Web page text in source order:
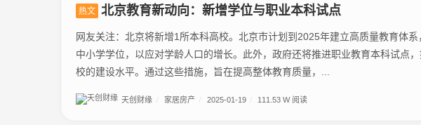
热文 北京教育新动向：新增学位与职业本科试点
网友关注：北京将新增1所本科高校。北京市计划到2025年建立高质量教育体
中小学学位，以应对学龄人口的增长。此外，政府还将推进职业教育本科试点
校的建设水平。通过这些措施，旨在提高整体教育质量，...
天创财缘 家居房产 2025-01-19 111.53 W 阅读